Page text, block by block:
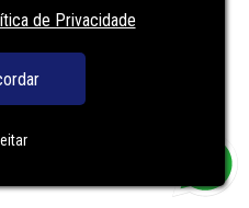
de Privacidade